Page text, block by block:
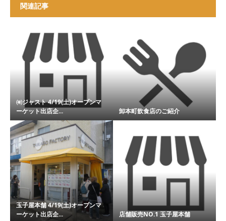
関連記事
㈲ジャスト 4/19(土)オープンマ
ーケット出店企...
卸本町飲食店のご紹介
玉子屋本舗 4/19(土)オープンマ
ーケット出店企...
店舗販売NO.1 玉子屋本舗